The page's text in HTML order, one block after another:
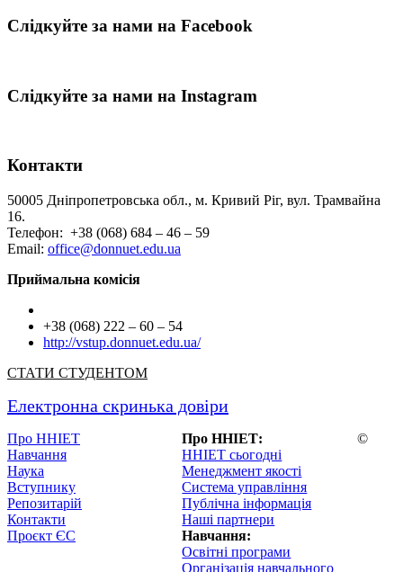
Слідкуйте за нами на Facebook
Слідкуйте за нами на Instagram
Контакти
50005 Дніпропетровська обл., м. Кривий Ріг, вул. Трамвайна
16.
Телефон: +38 (068) 684 – 46 – 59
Email: office@donnuet.edu.ua
Приймальна комісія
+38 (068) 222 – 60 – 54
http://vstup.donnuet.edu.ua/
СТАТИ СТУДЕНТОМ
Електронна скринька довіри
Про ННІЕТ
Навчання
Наука
Вступнику
Репозитарій
Контакти
Проєкт ЄС
Про ННІЕТ:
ННІЕТ сьогодні
Менеджмент якості
Система управління
Публічна інформація
Наші партнери
Навчання:
Освітні програми
Організація навчального
©